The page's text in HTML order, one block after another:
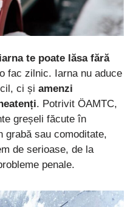
te poate lăsa fără
fac zilnic. Iarna nu aduce
ci și amenzi
. Potrivit ÖAMTC,
greșeli făcute în
grabă sau comoditate,
de serioase, de la
penale.